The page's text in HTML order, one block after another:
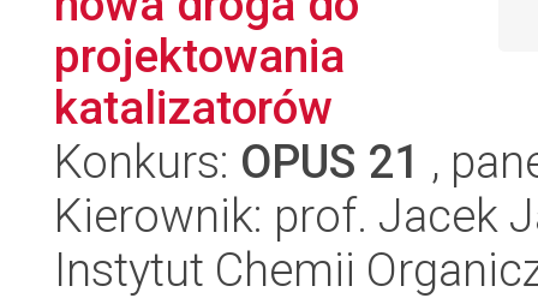
projektowania
katalizatorów
Konkurs: OPUS 21 ,
Kierownik: prof. Jacek
Instytut Chemii